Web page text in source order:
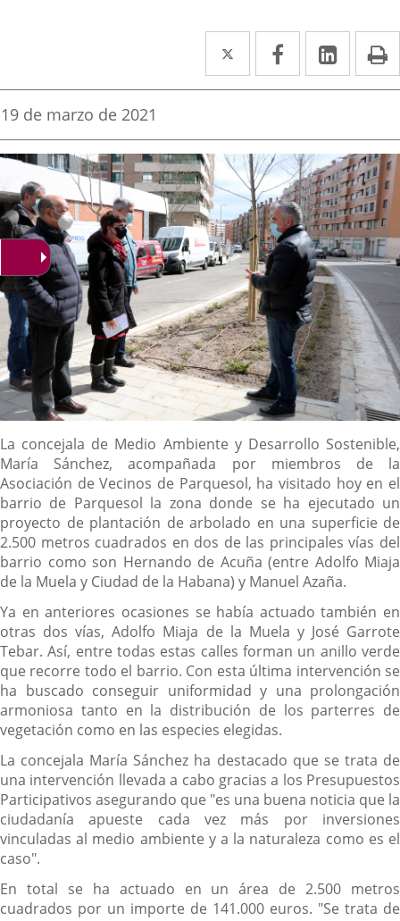
Twitter
Enlace
a
aplicación
externa.
Facebook
Enlace
a
aplicación
externa.
Enlace
a
Fecha
la
noticia
19 de marzo de 2021
Descripción
La concejala de Medio Ambiente y Desarrollo Sostenible,
María Sánchez, acompañada por miembros de la
Asociación de Vecinos de Parquesol, ha visitado hoy en el
barrio de Parquesol la zona donde se ha ejecutado un
proyecto de plantación de arbolado en una superficie de
2.500 metros cuadrados en dos de las principales vías del
barrio como son Hernando de Acuña (entre Adolfo Miaja
de la Muela y Ciudad de la Habana) y Manuel Azaña.
Ya en anteriores ocasiones se había actuado también en
otras dos vías, Adolfo Miaja de la Muela y José Garrote
Tebar. Así, entre todas estas calles forman un anillo verde
que recorre todo el barrio. Con esta última intervención se
ha buscado conseguir uniformidad y una prolongación
armoniosa tanto en la distribución de los parterres de
vegetación como en las especies elegidas.
La concejala María Sánchez ha destacado que se trata de
una intervención llevada a cabo gracias a los Presupuestos
Participativos asegurando que "es una buena noticia que la
ciudadanía apueste cada vez más por inversiones
vinculadas al medio ambiente y a la naturaleza como es el
caso".
En total se ha actuado en un área de 2.500 metros
cuadrados por un importe de 141.000 euros. "Se trata de